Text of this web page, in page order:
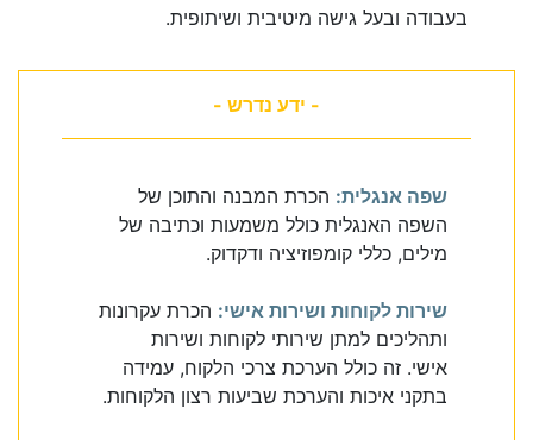
בעבודה ובעל גישה מיטיבית ושיתופית.
- ידע נדרש -
שפה אנגלית: הכרת המבנה והתוכן של
השפה האנגלית כולל משמעות וכתיבה של
מילים, כללי קומפוזיציה ודקדוק.
שירות לקוחות ושירות אישי: הכרת עקרונות
ותהליכים למתן שירותי לקוחות ושירות
אישי. זה כולל הערכת צרכי הלקוח, עמידה
בתקני איכות והערכת שביעות רצון הלקוחות.